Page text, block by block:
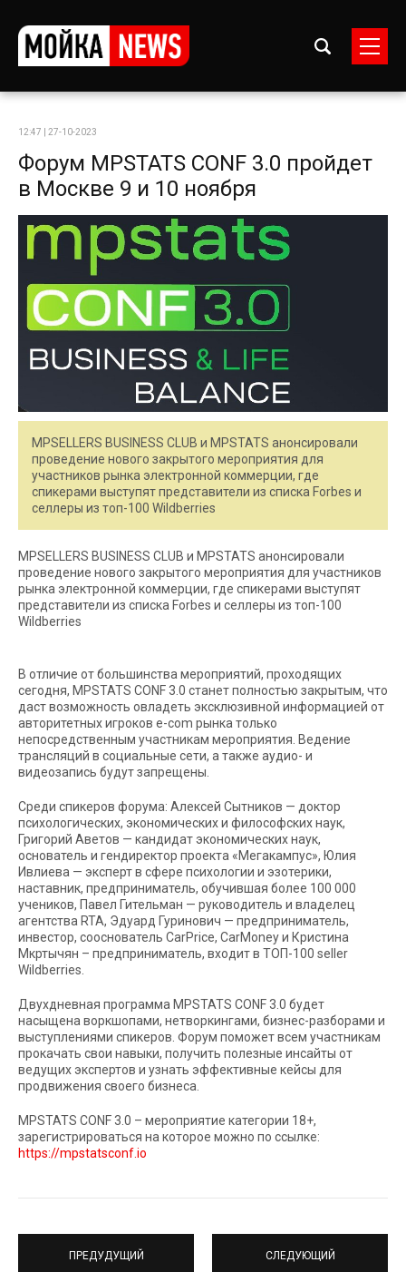
12:47 | 27-10-2023
Форум MPSTATS CONF 3.0 пройдет
в Москве 9 и 10 ноября
MPSELLERS BUSINESS CLUB и MPSTATS анонсировали
проведение нового закрытого мероприятия для
участников рынка электронной коммерции, где
спикерами выступят представители из списка Forbes и
селлеры из топ-100 Wildberries
MPSELLERS BUSINESS CLUB и MPSTATS анонсировали
проведение нового закрытого мероприятия для участников
рынка электронной коммерции, где спикерами выступят
представители из списка Forbes и селлеры из топ-100
Wildberries
В отличие от большинства мероприятий, проходящих
сегодня, MPSTATS CONF 3.0 станет полностью закрытым, что
даст возможность овладеть эксклюзивной информацией от
авторитетных игроков e-com рынка только
непосредственным участникам мероприятия. Ведение
трансляций в социальные сети, а также аудио- и
видеозапись будут запрещены.
Среди спикеров форума: Алексей Сытников — доктор
психологических, экономических и философских наук,
Григорий Аветов — кандидат экономических наук,
основатель и гендиректор проекта «Мегакампус», Юлия
Ивлиева — эксперт в сфере психологии и эзотерики,
наставник, предприниматель, обучившая более 100 000
учеников, Павел Гительман — руководитель и владелец
агентства RTA, Эдуард Гуринович — предприниматель,
инвестор, сооснователь CarPrice, CarMoney и Кристина
Мкртычян – предприниматель, входит в ТОП-100 seller
Wildberries.
Двухдневная программа MPSTATS CONF 3.0 будет
насыщена воркшопами, нетворкингами, бизнес-разборами и
выступлениями спикеров. Форум поможет всем участникам
прокачать свои навыки, получить полезные инсайты от
ведущих экспертов и узнать эффективные кейсы для
продвижения своего бизнеса.
MPSTATS CONF 3.0 – мероприятие категории 18+,
зарегистрироваться на которое можно по ссылке:
https://mpstatsconf.io
ПРЕДУДУЩИЙ СЛЕДУЮЩИЙ